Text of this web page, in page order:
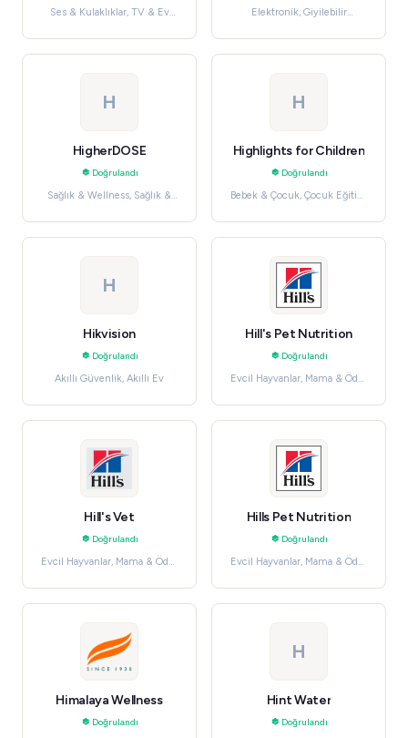
Ses & Kulaklıklar, TV & Ev
Elektronik, Giyilebilir
H
HigherDOSE
Doğrulandı
Sağlık & Wellness, Sağlık &
H
Highlights for Children
Doğrulandı
Bebek & Çocuk, Çocuk Eğitim
H
Hikvision
Doğrulandı
Akıllı Güvenlik, Akıllı Ev
Hill's Pet Nutrition
Doğrulandı
Evcil Hayvanlar, Mama & Ödül
Hill's Vet
Doğrulandı
Evcil Hayvanlar, Mama & Ödül
Hills Pet Nutrition
Doğrulandı
Evcil Hayvanlar, Mama & Ödül
Himalaya Wellness
Doğrulandı
H
Hint Water
Doğrulandı